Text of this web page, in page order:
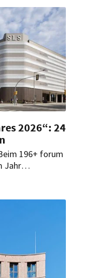
2026“: 24
196+ forum
Jahr